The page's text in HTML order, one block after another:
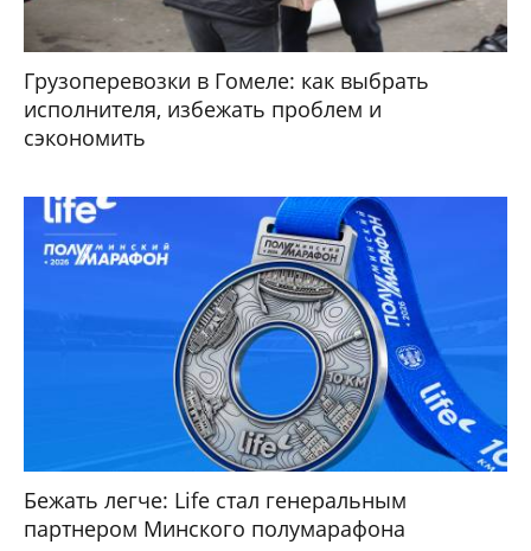
Грузоперевозки в Гомеле: как выбрать
исполнителя, избежать проблем и
сэкономить
Бежать легче: Life стал генеральным
партнером Минского полумарафона